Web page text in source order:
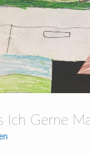
Ich Gerne